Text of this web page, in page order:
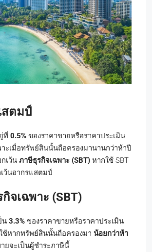
ตมป์
ที่ 0.5% ของราคาขายหรือราคาประเมิน
ะเมื่อทรัพย์สินนั้นถือครองมานานกว่าห้าปี
เว้น ภาษีธุรกิจเฉพาะ (SBT) หากใช้ SBT
ว้นอากรแสตมป์
จเฉพาะ (SBT)
น 3.3% ของราคาขายหรือราคาประเมิน
ช้หากทรัพย์สินนั้นถือครองมา น้อยกว่าห้า
ยจะเป็นผู้ชำระภาษีนี้